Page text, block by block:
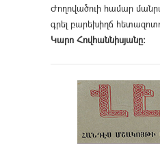
Ժողովածուի համար
գրել բարեխիղճ
Կարո Հովհաննիսյանը։